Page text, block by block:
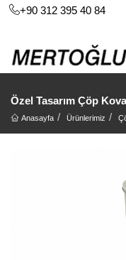
+90 312 395 40 84
Özel Tasarım Çöp
Anasayfa Ürünlerimiz